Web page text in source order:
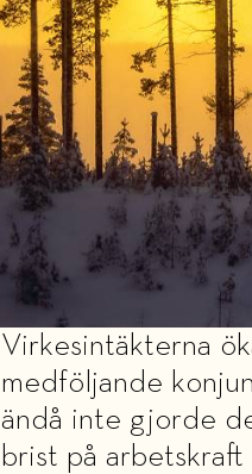
Virkesintäkterna
medföljande
ändå inte gjorde
brist på